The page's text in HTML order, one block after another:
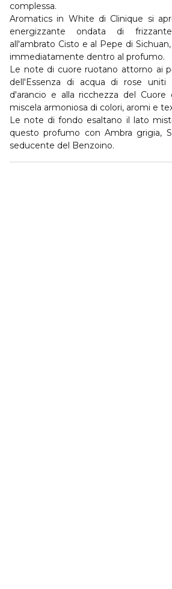
complessa.
Aromatics in White di Clinique si
energizzante ondata di
all'ambrato Cisto e al Pepe di
immediatamente dentro al profumo.
Le note di cuore ruotano attorno ai
dell'Essenza di acqua di rose uniti
d'arancio e alla ricchezza del
miscela armoniosa di colori, aromi e
Le note di fondo esaltano il lato
questo profumo con Ambra grigia,
seducente del Benzoino.